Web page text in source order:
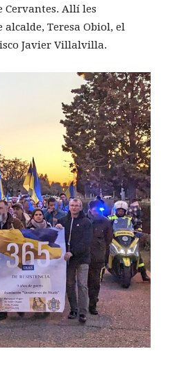
Cervantes. Allí les
Teresa Obiol, el
Javier Villalvilla.